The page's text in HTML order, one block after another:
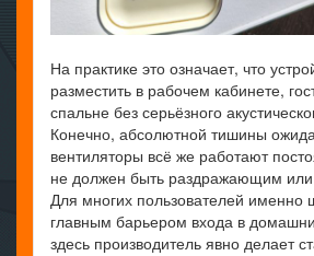
На практике это означает, что
разместить в рабочем кабинете,
спальне без серьёзного
Конечно, абсолютной тишины
вентиляторы всё же работают
не должен быть раздражающим
Для многих пользователей именно
главным барьером входа в
здесь производитель явно делает